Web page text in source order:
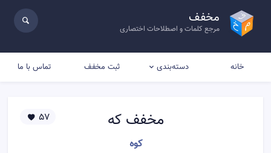
مخفف
مرجع کلمات و اصطلاحات اختصاری
خانه دسته‌بندی ثبت مخفف تماس با ما
مخففکه
کوه
57